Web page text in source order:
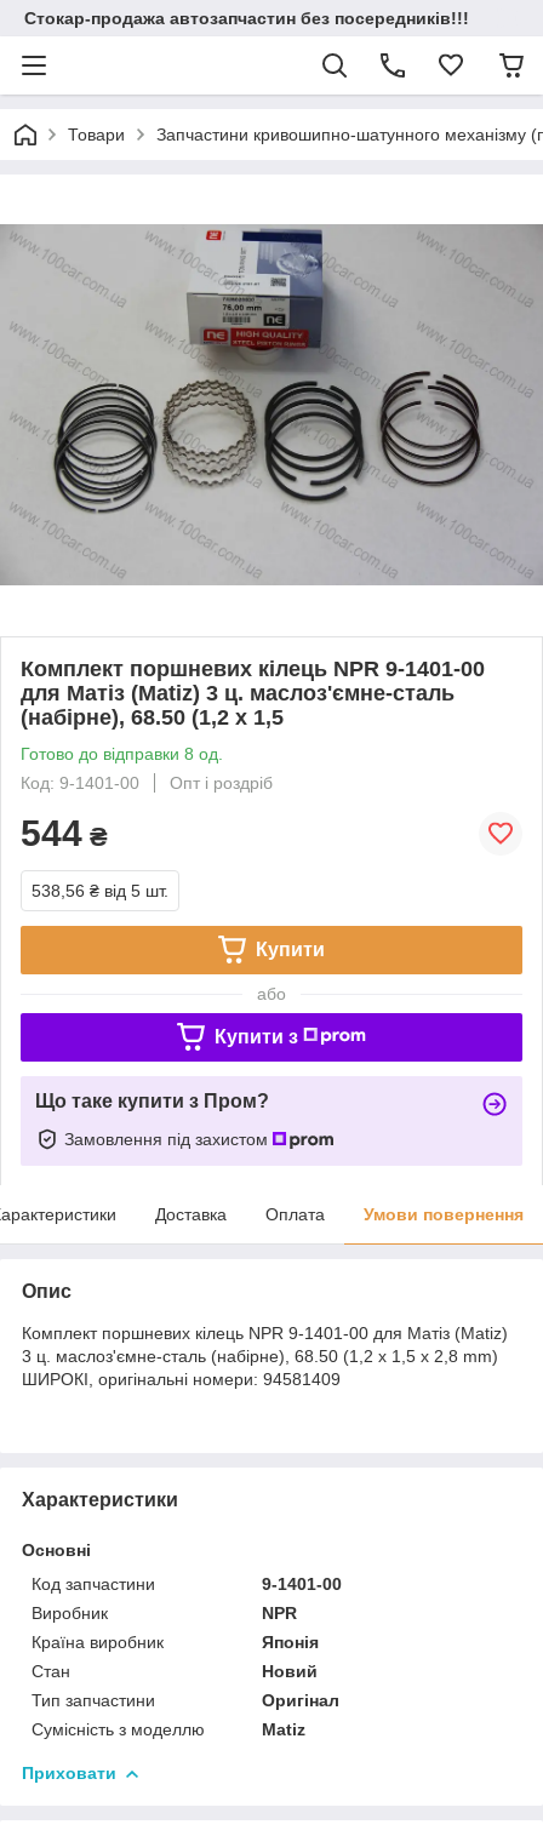
Стокар-продажа автозапчастин без посередників!!!
Товари Запчастини кривошипно-шатунного механізму
Комплект поршневих кілець NPR 9-1401-00
для Матіз (Matiz) 3 ц. маслоз'ємне-сталь
(набірне), 68.50 (1,2 x 1,5
Готово до відправки 8 од.
Код: 9-1401-00
Опт і роздріб
544 ₴
538,56 ₴ від 5 шт.
Купити
або
Купити з
Що таке купити з Пром?
Замовлення під захистом
Доставка Оплата Умови повернення
Опис
Комплект поршневих кілець NPR 9-1401-00 для Матіз (Matiz)
3 ц. маслоз'ємне-сталь (набірне), 68.50 (1,2 x 1,5 x 2,8 mm)
ШИРОКІ, оригінальні номери: 94581409
Характеристики
Основні
Код запчастини
9-1401-00
Виробник
NPR
Країна виробник
Японія
Стан
Новий
Тип запчастини
Оригінал
Сумісність з моделлю
Matiz
Приховати